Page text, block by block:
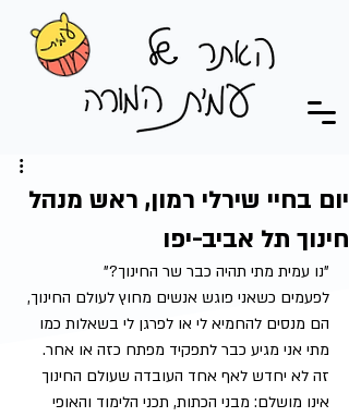
יום בחיי שירלי רמון, ראש מנהל
חינוך תל אביב-יפו
"נו עמית מתי תהיה כבר שר החינוך?"
לפעמים כשאני פוגש אנשים מחוץ לעולם החינוך,
הם מנסים להחמיא לי או לפרגן לי בשאלות כמו
מתי אני מגיע כבר לתפקיד מפתח כזה או אחר.
זה לא יחדש לאף אחד העובדה שעולם החינוך
אינו מושלם: מבני הכתות, תכני הלימוד והאופי